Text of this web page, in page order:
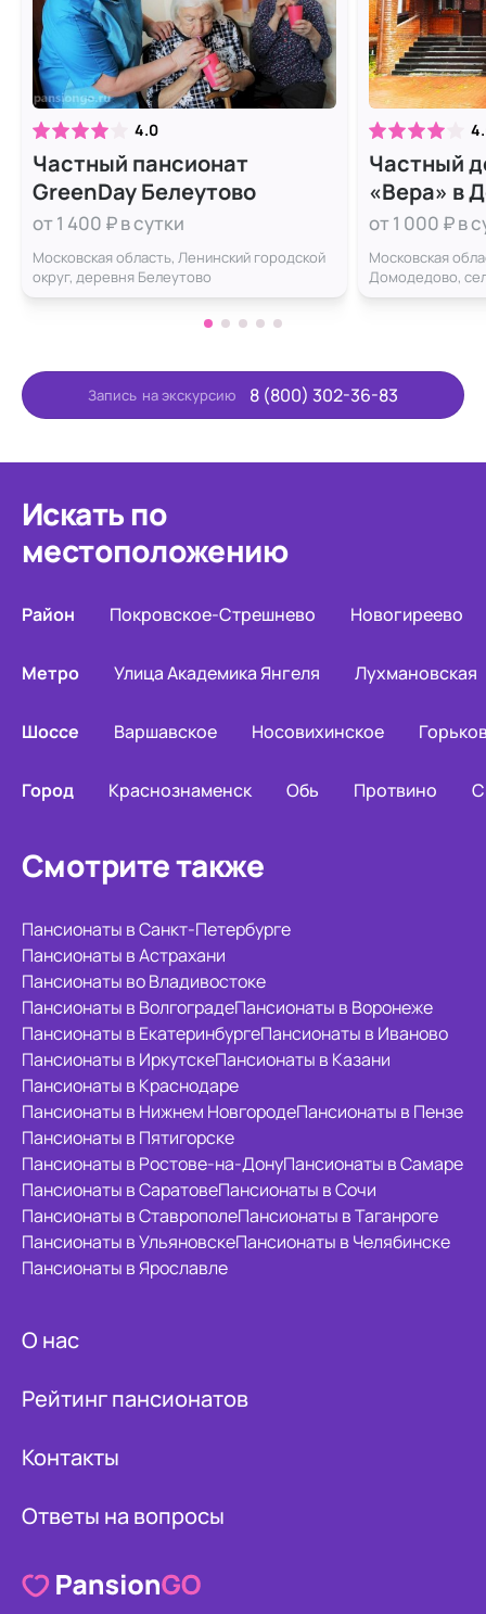
4.0
Частный пансионат
GreenDay Белеутово
от 1 400 ₽ в сутки
Московская область, Ленинский городской
округ, деревня Белеутово
Частный
«Вера» в
от 1 000 ₽ в
Московская
Домодедово,
Запись на экскурсию 8 (800) 302-36-83
Искать по
местоположению
Район Покровское-Стрешнево Новогиреево
Метро Улица Академика Янгеля Лухмановская
Шоссе Варшавское Носовихинское
Город Краснознаменск Обь Протвино
Смотрите также
Пансионаты в Санкт-Петербурге
Пансионаты в Астрахани
Пансионаты во Владивостоке
Пансионаты в ВолгоградеПансионаты в Воронеже
Пансионаты в ЕкатеринбургеПансионаты в Иваново
Пансионаты в ИркутскеПансионаты в Казани
Пансионаты в Краснодаре
Пансионаты в Нижнем НовгородеПансионаты в Пензе
Пансионаты в Пятигорске
Пансионаты в Ростове-на-ДонуПансионаты в Самаре
Пансионаты в СаратовеПансионаты в Сочи
Пансионаты в СтаврополеПансионаты в Таганроге
Пансионаты в УльяновскеПансионаты в Челябинске
Пансионаты в Ярославле
О нас
Рейтинг пансионатов
Контакты
Ответы на вопросы